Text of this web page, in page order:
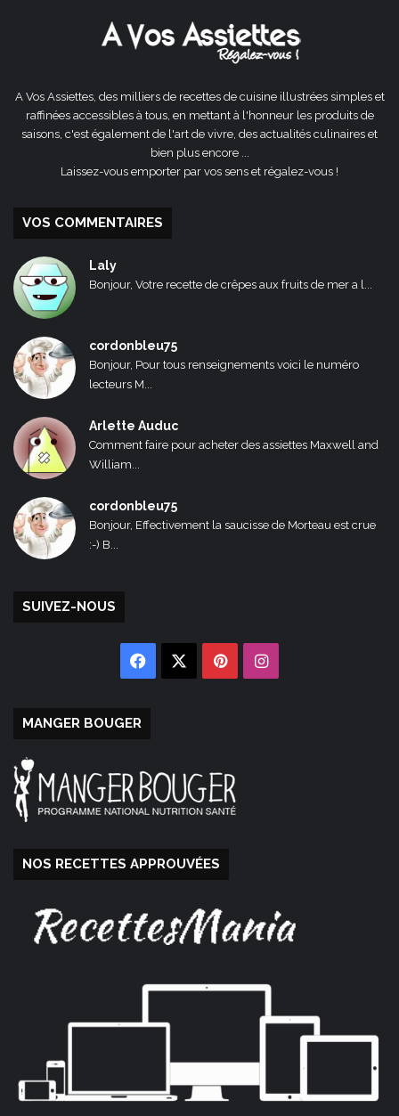
A Vos Assiettes, des milliers de recettes de cuisine illustrées simples et
raffinées accessibles à tous, en mettant à l'honneur les produits de
saisons, c'est également de l'art de vivre, des actualités culinaires et
bien plus encore ...
Laissez-vous emporter par vos sens et régalez-vous !
VOS COMMENTAIRES
Laly
Bonjour, Votre recette de crêpes aux fruits de mer a l...
cordonbleu75
Bonjour, Pour tous renseignements voici le numéro
lecteurs M...
Arlette Auduc
Comment faire pour acheter des assiettes Maxwell and
William...
cordonbleu75
Bonjour, Effectivement la saucisse de Morteau est crue
:-) B...
SUIVEZ-NOUS
Facebook PinterestInstagram
MANGER BOUGER
NOS RECETTES APPROUVÉES